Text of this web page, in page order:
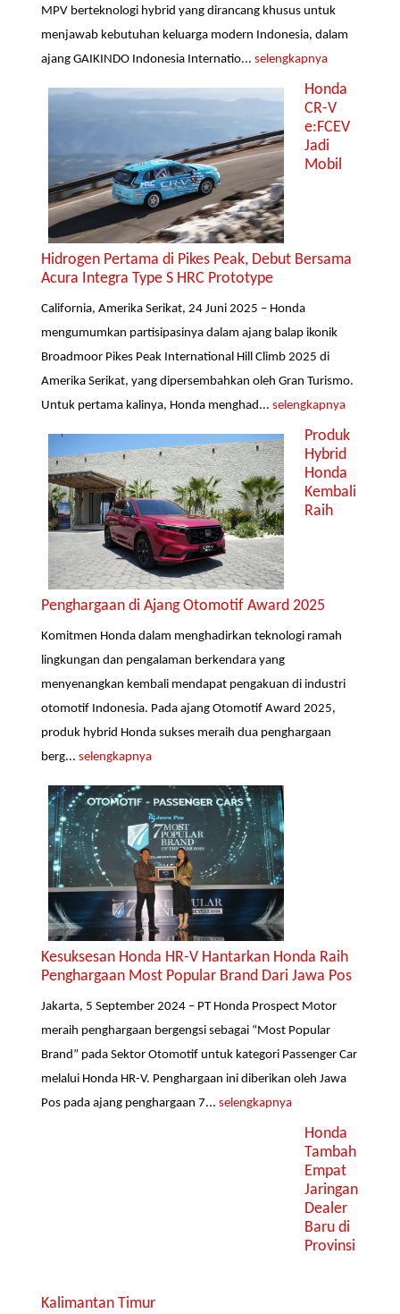
MPV berteknologi hybrid yang dirancang khusus untuk
menjawab kebutuhan keluarga modern Indonesia, dalam
ajang GAIKINDO Indonesia Internatio...selengkapnya
Honda
CR-V
e:FCEV
Jadi
Mobil
Hidrogen Pertama di Pikes Peak, Debut Bersama
Acura Integra Type S HRC Prototype
California, Amerika Serikat, 24 Juni 2025 – Honda
mengumumkan partisipasinya dalam ajang balap ikonik
Broadmoor Pikes Peak International Hill Climb 2025 di
Amerika Serikat, yang dipersembahkan oleh Gran Turismo.
Untuk pertama kalinya, Honda menghad...selengkapnya
Produk
Hybrid
Honda
Kembali
Raih
Penghargaan di Ajang Otomotif Award 2025
Komitmen Honda dalam menghadirkan teknologi ramah
lingkungan dan pengalaman berkendara yang
menyenangkan kembali mendapat pengakuan di industri
otomotif Indonesia. Pada ajang Otomotif Award 2025,
produk hybrid Honda sukses meraih dua penghargaan
berg...selengkapnya
Kesuksesan Honda HR-V Hantarkan Honda Raih
Penghargaan Most Popular Brand Dari Jawa Pos
Jakarta, 5 September 2024 – PT Honda Prospect Motor
meraih penghargaan bergengsi sebagai “Most Popular
Brand” pada Sektor Otomotif untuk kategori Passenger Car
melalui Honda HR-V. Penghargaan ini diberikan oleh Jawa
Pos pada ajang penghargaan 7...selengkapnya
Honda
Tambah
Empat
Jaringan
Dealer
Baru di
Provinsi
Kalimantan Timur